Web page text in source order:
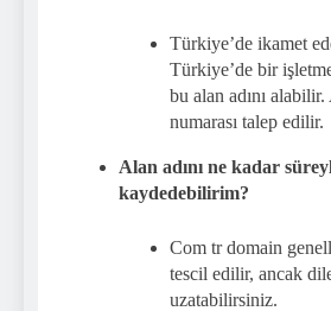
Türkiye’de ikamet
Türkiye’de bir
bu alan adını
numarası talep edilir.
Alan adını ne kadar
kaydedebilirim?
Com tr domain
tescil edilir, ancak
uzatabilirsiniz.